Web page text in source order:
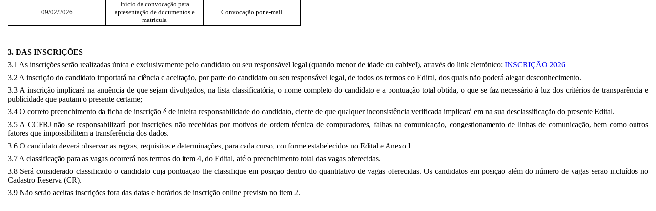
09/02/2026
Início da convocação para
apresentação de documentos e
matrícula
Convocação por e-mail
3. DAS INSCRIÇÕES
3.1 As inscrições serão realizadas única e exclusivamente pelo candidato ou seu responsável legal (quando menor de idade ou cabível), através do link eletrônico: INSCRIÇÃO 2026
3.2 A inscrição do candidato importará na ciência e aceitação, por parte do candidato ou seu responsável legal, de todos os termos do Edital, dos quais não poderá alegar desconhecimento.
3.3 A inscrição implicará na anuência de que sejam divulgados, na lista classificatória, o nome completo do candidato e a pontuação total obtida, o que se faz necessário à luz dos critérios de transparência e
publicidade que pautam o presente certame;
3.4 O correto preenchimento da ficha de inscrição é de inteira responsabilidade do candidato, ciente de que qualquer inconsistência verificada implicará em na sua desclassificação do presente Edital.
3.5 A CCFRJ não se responsabilizará por inscrições não recebidas por motivos de ordem técnica de computadores, falhas na comunicação, congestionamento de linhas de comunicação, bem como outros
fatores que impossibilitem a transferência dos dados.
3.6 O candidato deverá observar as regras, requisitos e determinações, para cada curso, conforme estabelecidos no Edital e Anexo I.
3.7 A classificação para as vagas ocorrerá nos termos do item 4, do Edital, até o preenchimento total das vagas oferecidas.
3.8 Será considerado classificado o candidato cuja pontuação lhe classifique em posição dentro do quantitativo de vagas oferecidas. Os candidatos em posição além do número de vagas serão incluídos no
Cadastro Reserva (CR).
3.9 Não serão aceitas inscrições fora das datas e horários de inscrição online previsto no item 2.